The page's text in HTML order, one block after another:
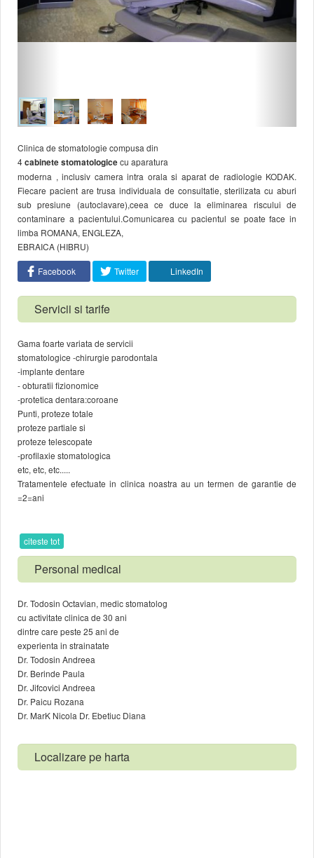
Clinica de stomatologie compusa din
4cabinete stomatologicecu aparatura
moderna , inclusiv camera intra orala si aparat de radiologie KODAK.
Fiecare pacient are trusa individuala de consultatie, sterilizata cu aburi
sub presiune (autoclavare),ceea ce duce la eliminarea riscului de
contaminare a pacientului.Comunicarea cu pacientul se poate face in
limba ROMANA, ENGLEZA,
EBRAICA (HIBRU)
Facebook Twitter LinkedIn
Servicii si tarife
Gama foarte variata de servicii
stomatologice -chirurgie parodontala
-implante dentare
- obturatii fizionomice
-protetica dentara:coroane
Punti, proteze totale
proteze partiale si
proteze telescopate
-profilaxie stomatologica
etc, etc, etc.....
Tratamentele efectuate in clinica noastra au un termen de garantie de
=2=ani
citeste tot
Personal medical
Dr. Todosin Octavian, medic stomatolog
cu activitate clinica de 30 ani
dintre care peste 25 ani de
experienta in strainatate
Dr. Todosin Andreea
Dr. Berinde Paula
Dr. Jifcovici Andreea
Dr. Paicu Rozana
Dr. MarK Nicola Dr. Ebetiuc Diana
Localizare pe harta